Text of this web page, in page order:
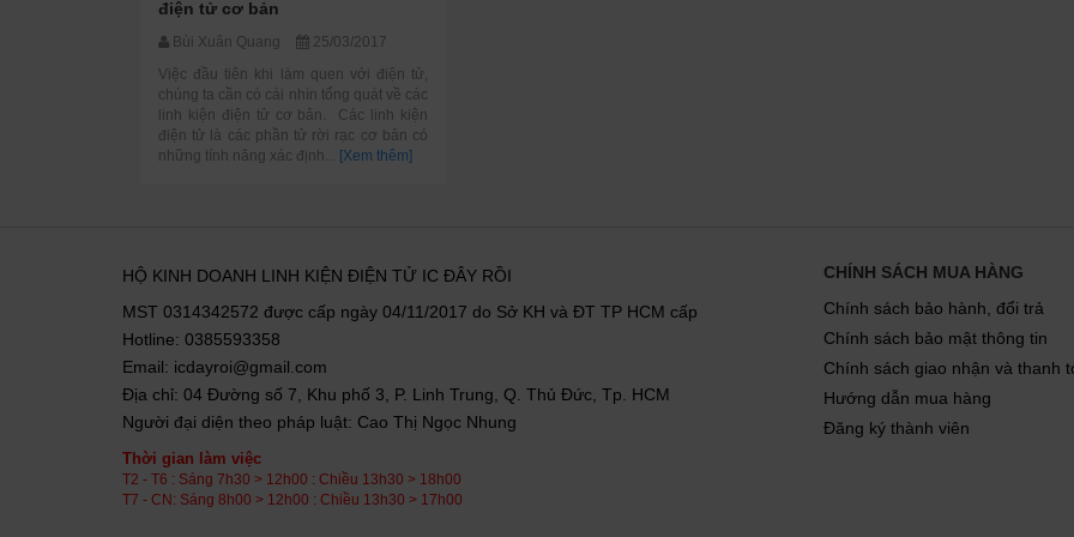
điện tử cơ bản
Bùi Xuân Quang
25/03/2017
Việc đầu tiên khi làm quen với điện tử,
chúng ta cần có cái nhìn tổng quát về các
linh kiện điện tử cơ bản. Các linh kiện
điện tử là các phần tử rời rạc cơ bản có
những tính năng xác định... [Xem thêm]
HỘ KINH DOANH LINH KIỆN ĐIỆN TỬ IC ĐÂY RỒI
MST 0314342572 được cấp ngày 04/11/2017 do Sở KH và ĐT TP HCM cấp
Hotline: 0385593358
Email: icdayroi@gmail.com
Địa chỉ: 04 Đường số 7, Khu phố 3, P. Linh Trung, Q. Thủ Đức, Tp. HCM
Người đại diện theo pháp luật: Cao Thị Ngọc Nhung
Thời gian làm việc
T2 - T6 : Sáng 7h30 > 12h00 : Chiều 13h30 > 18h00
T7 - CN: Sáng 8h00 > 12h00 : Chiều 13h30 > 17h00
CHÍNH SÁCH MUA HÀNG
Chính sách bảo hành, đổi trả
Chính sách bảo mật thông tin
Chính sách giao nhận và thanh
Hướng dẫn mua hàng
Đăng ký thành viên